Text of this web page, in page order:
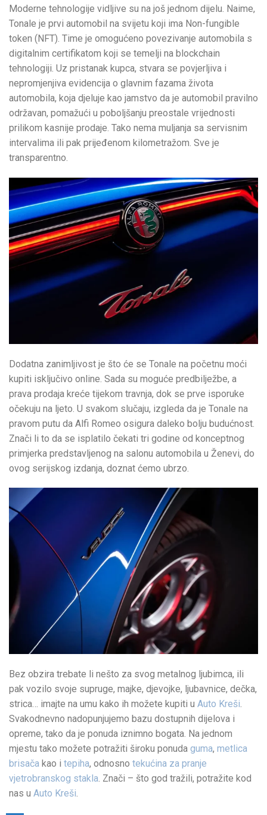
Moderne tehnologije vidljive su na još jednom dijelu. Naime,
Tonale je prvi automobil na svijetu koji ima Non-fungible
token (NFT). Time je omogućeno povezivanje automobila s
digitalnim certifikatom koji se temelji na blockchain
tehnologiji. Uz pristanak kupca, stvara se povjerljiva i
nepromjenjiva evidencija o glavnim fazama života
automobila, koja djeluje kao jamstvo da je automobil pravilno
održavan, pomažući u poboljšanju preostale vrijednosti
prilikom kasnije prodaje. Tako nema muljanja sa servisnim
intervalima ili pak prijeđenom kilometražom. Sve je
transparentno.
Dodatna zanimljivost je što će se Tonale na početnu moći
kupiti isključivo online. Sada su moguće predbilježbe, a
prava prodaja kreće tijekom travnja, dok se prve isporuke
očekuju na ljeto. U svakom slučaju, izgleda da je Tonale na
pravom putu da Alfi Romeo osigura daleko bolju budućnost.
Znači li to da se isplatilo čekati tri godine od konceptnog
primjerka predstavljenog na salonu automobila u Ženevi, do
ovog serijskog izdanja, doznat ćemo ubrzo.
Bez obzira trebate li nešto za svog metalnog ljubimca, ili
pak vozilo svoje supruge, majke, djevojke, ljubavnice, dečka,
strica… imajte na umu kako ih možete kupiti u Auto Kreši.
Svakodnevno nadopunjujemo bazu dostupnih dijelova i
opreme, tako da je ponuda iznimno bogata. Na jednom
mjestu tako možete potražiti široku ponuda guma, metlica
brisača kao i tepiha, odnosno tekućina za pranje
vjetrobranskog stakla. Znači – što god tražili, potražite kod
nas u Auto Kreši.